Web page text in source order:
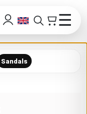
☰
Sandals